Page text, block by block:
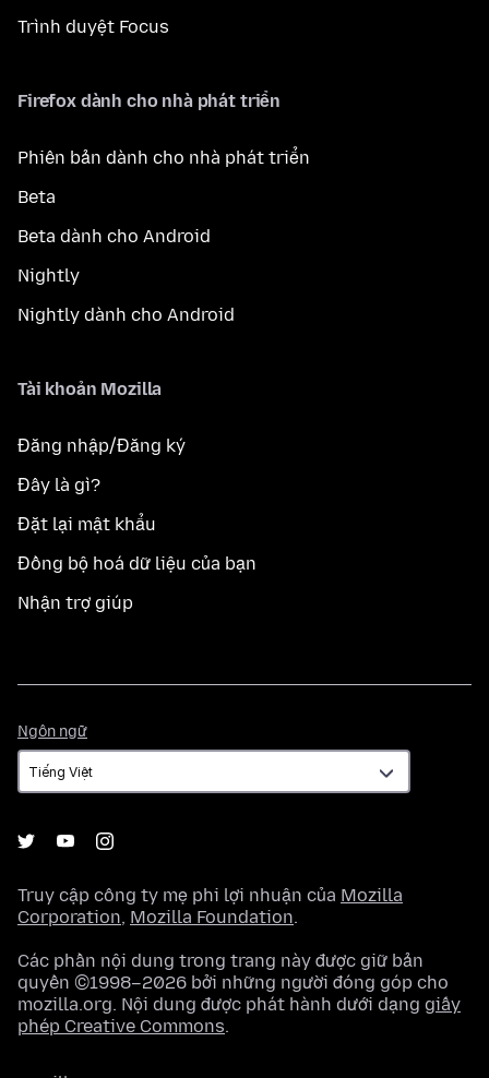
Trình duyệt Focus
Firefox dành cho nhà phát triển
Phiên bản dành cho nhà phát triển
Beta
Beta dành cho Android
Nightly
Nightly dành cho Android
Tài khoản Mozilla
Đăng nhập/Đăng ký
Đây là gì?
Đặt lại mật khẩu
Đồng bộ hoá dữ liệu của bạn
Nhận trợ giúp
Ngôn ngữ
ngữ
Truy cập công ty mẹ phi lợi nhuận của Mozilla
Corporation, Mozilla Foundation.
Các phần nội dung trong trang này được giữ bản
quyền ©1998–2026 bởi những người đóng góp cho
mozilla.org. Nội dung được phát hành dưới dạng giấy
phép Creative Commons.